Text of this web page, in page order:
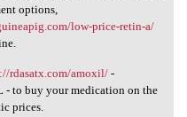
options,
low-price-retin-a/
rdasatx.com/amoxil/-
to buy your medication on the
prices.